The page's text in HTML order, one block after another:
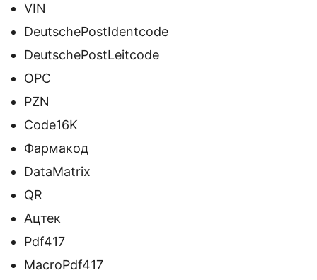
VIN
DeutschePostIdentcode
DeutschePostLeitcode
OPC
PZN
Code16K
Фармакод
DataMatrix
QR
Ацтек
Pdf417
MacroPdf417